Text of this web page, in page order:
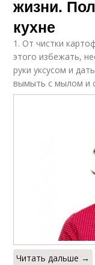
жизни.
кухне
1. От чистки
этого избежать,
руки уксусом и
вымыть с мылом и
Читать дальше →